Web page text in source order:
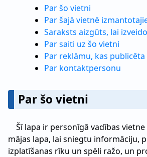
Par šo vietni
Par šajā vietnē
Saraksts aizgūts, lai
Par saiti uz šo vietni
Par reklāmu, kas publicēta
Par kontaktpersonu
Par šo vietni
Šī lapa ir personīgā vadības
mājas lapa, lai sniegtu informāciju,
izplatīšanas rīku un spēli ražo, un